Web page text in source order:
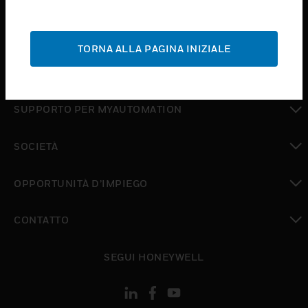
ASSISTENZA
toggle view
toggle view
SUPPORTO PER MYAUTOMATION
SOCIETÀ
OPPORTUNITÀ D’IMPIEGO
CONTATTO
SEGUI HONEYWELL
TORNA ALLA PAGINA INIZIALE